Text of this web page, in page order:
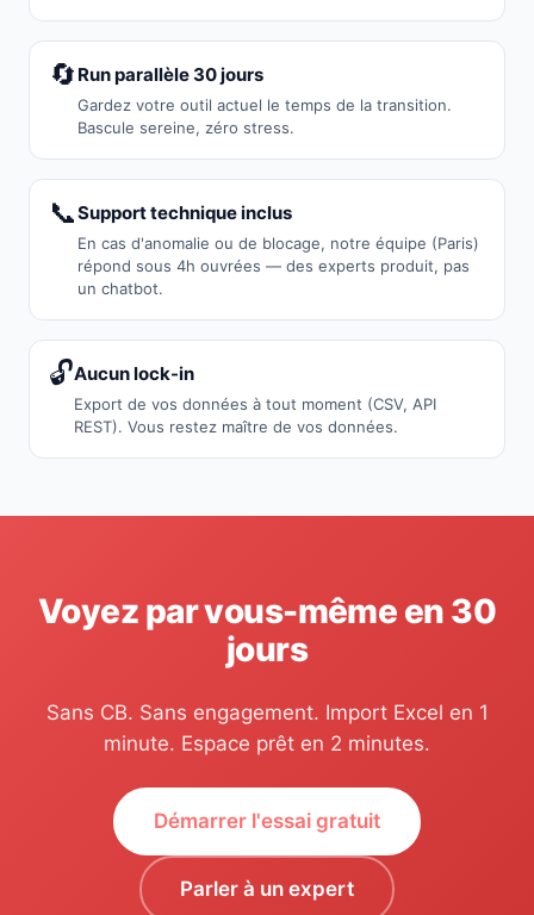
🔄 Run parallèle 30 jours
Gardez votre outil actuel le temps de la transition.
Bascule sereine, zéro stress.
📞Support technique inclus
En cas d'anomalie ou de blocage, notre équipe (Paris)
répond sous 4h ouvrées — des experts produit, pas
un chatbot.
🔓Aucun lock-in
Export de vos données à tout moment (CSV, API
REST). Vous restez maître de vos données.
Voyez par vous-même en 30
jours
Sans CB. Sans engagement. Import Excel en 1
minute. Espace prêt en 2 minutes.
Démarrer l'essai gratuit
Parler à un expert